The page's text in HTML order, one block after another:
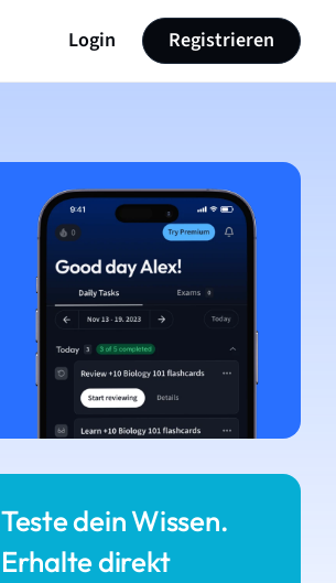
Login Registrieren
Teste dein Wissen.
Erhalte direkt